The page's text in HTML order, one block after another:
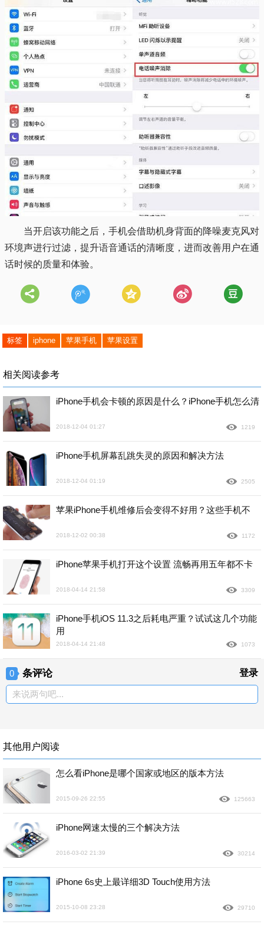
当开启该功能之后，手机会借助机身背面的降噪麦克风对
环境声进行过滤，提升语音通话的清晰度，进而改善用户在通
话时候的质量和体验。
标签 iphone 苹果手机 苹果设置
相关阅读参考
iPhone手机会卡顿的原因是什么？iPhone手机怎么清
2018-12-04 01:27 1219
iPhone手机屏幕乱跳失灵的原因和解决方法
2018-12-04 01:19 2505
苹果iPhone手机维修后会变得不好用？这些手机不
2018-12-02 00:38 1172
iPhone苹果手机打开这个设置 流畅再用五年都不卡
2018-04-14 21:58 3309
iPhone手机iOS 11.3之后耗电严重？试试这几个功能
用
2018-04-14 21:48 1073
0 条评论 登录
来说两句吧...
其他用户阅读
怎么看iPhone是哪个国家或地区的版本方法
2015-09-26 22:55 125663
iPhone网速太慢的三个解决方法
2016-03-02 21:39 30214
iPhone 6s史上最详细3D Touch使用方法
2015-10-08 23:28 29710